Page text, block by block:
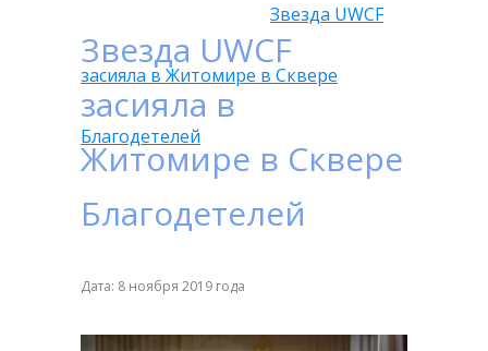
Звезда UWCF
засияла в Житомире в Сквере
Благодетелей
Звезда UWCF
засияла в
Житомире в Сквере
Благодетелей
Дата: 8 ноября 2019 года